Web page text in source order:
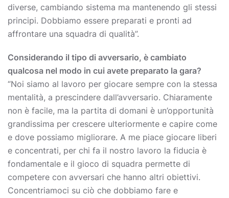
diverse, cambiando sistema ma mantenendo gli stessi
principi. Dobbiamo essere preparati e pronti ad
affrontare una squadra di qualità”.
Considerando il tipo di avversario, è cambiato
qualcosa nel modo in cui avete preparato la gara?
“Noi siamo al lavoro per giocare sempre con la stessa
mentalità, a prescindere dall’avversario. Chiaramente
non è facile, ma la partita di domani è un’opportunità
grandissima per crescere ulteriormente e capire come
e dove possiamo migliorare. A me piace giocare liberi
e concentrati, per chi fa il nostro lavoro la fiducia è
fondamentale e il gioco di squadra permette di
competere con avversari che hanno altri obiettivi.
Concentriamoci su ciò che dobbiamo fare e